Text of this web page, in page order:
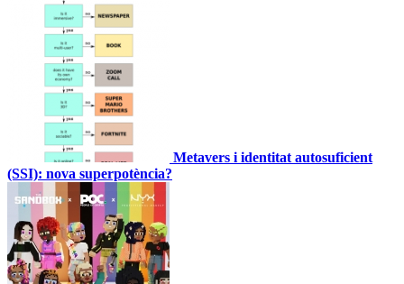
Formació
Metavers i identitat autosuficient
(SSI): nova superpotència?